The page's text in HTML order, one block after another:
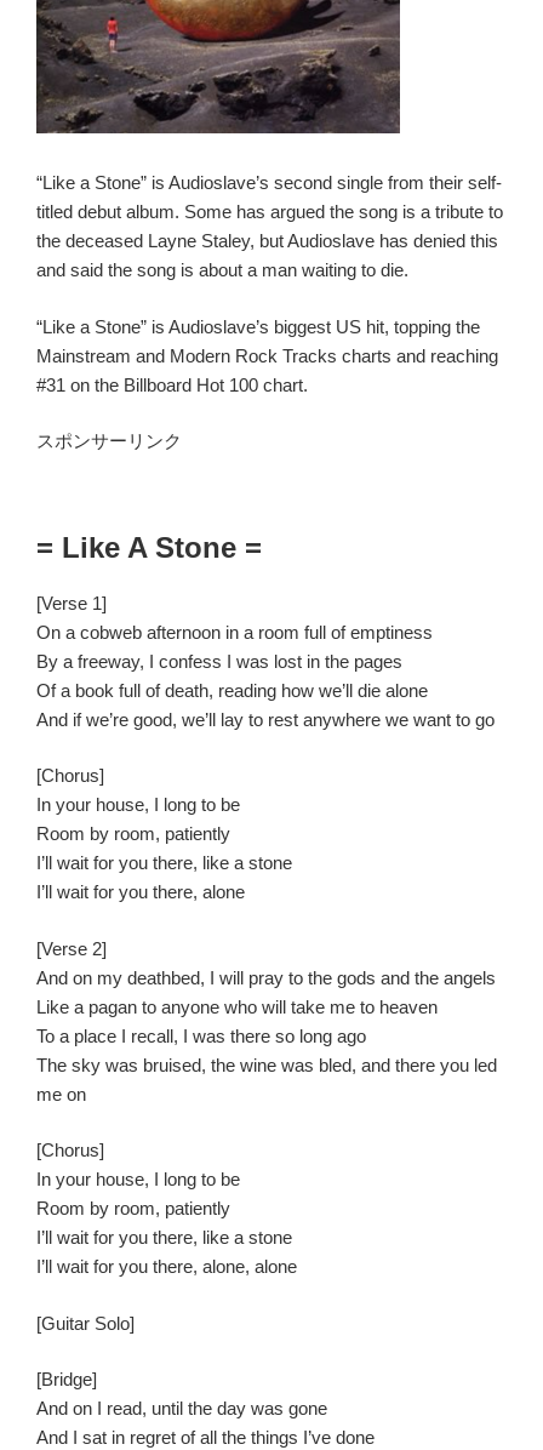
“Like a Stone” is Audioslave’s second single from their self-
titled debut album. Some has argued the song is a tribute to
the deceased Layne Staley, but Audioslave has denied this
and said the song is about a man waiting to die.
“Like a Stone” is Audioslave’s biggest US hit, topping the
Mainstream and Modern Rock Tracks charts and reaching
#31 on the Billboard Hot 100 chart.
スポンサーリンク
= Like A Stone =
[Verse 1]
On a cobweb afternoon in a room full of emptiness
By a freeway, I confess I was lost in the pages
Of a book full of death, reading how we’ll die alone
And if we’re good, we’ll lay to rest anywhere we want to go
[Chorus]
In your house, I long to be
Room by room, patiently
I’ll wait for you there, like a stone
I’ll wait for you there, alone
[Verse 2]
And on my deathbed, I will pray to the gods and the angels
Like a pagan to anyone who will take me to heaven
To a place I recall, I was there so long ago
The sky was bruised, the wine was bled, and there you led
me on
[Chorus]
In your house, I long to be
Room by room, patiently
I’ll wait for you there, like a stone
I’ll wait for you there, alone, alone
[Guitar Solo]
[Bridge]
And on I read, until the day was gone
And I sat in regret of all the things I’ve done